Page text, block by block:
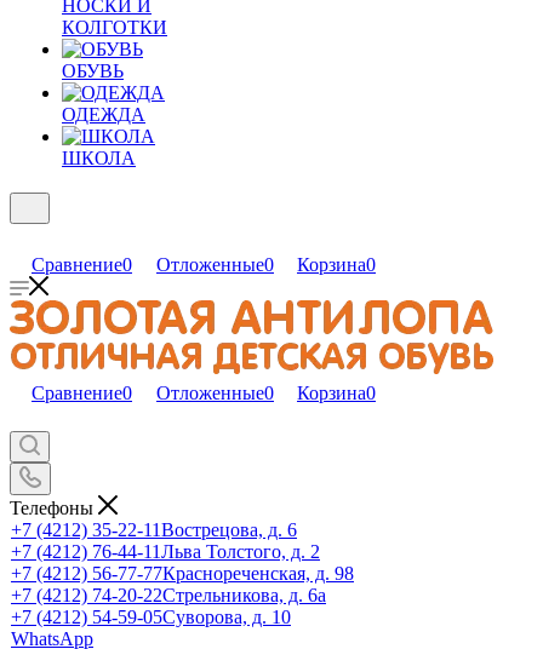
НОСКИ И
КОЛГОТКИ
ОБУВЬ
ОДЕЖДА
ШКОЛА
Сравнение0 Отложенные0 Корзина0
Сравнение0 Отложенные0 Корзина0
Телефоны
+7 (4212) 35-22-11Вострецова, д. 6
+7 (4212) 76-44-11Льва Толстого, д. 2
+7 (4212) 56-77-77Краснореченская, д. 98
+7 (4212) 74-20-22Стрельникова, д. 6а
+7 (4212) 54-59-05Суворова, д. 10
WhatsApp